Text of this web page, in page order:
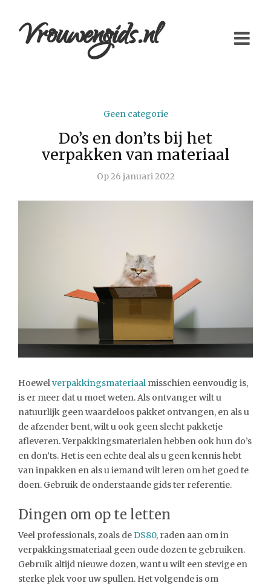
Vrouwengids.nl
Geen categorie
Do’s en don’ts bij het
verpakken van materiaal
Op26 januari 2022
Hoewelverpakkingsmateriaal misschien eenvoudig is,
is er meer dat u moet weten. Als ontvanger wilt u
natuurlijk geen waardeloos pakket ontvangen, en als u
de afzender bent, wilt u ook geen slecht pakketje
afleveren. Verpakkingsmaterialen hebben ook hun do’s
en don’ts. Het is een echte deal als u geen kennis hebt
van inpakken en als u iemand wilt leren om het goed te
doen. Gebruik de onderstaande gids ter referentie.
Dingen om op te letten
Veel professionals, zoals deDS80, raden aan om in
verpakkingsmateriaal geen oude dozen te gebruiken.
Gebruik altijd nieuwe dozen, want u wilt een stevige en
sterke plek voor uw spullen. Het volgende is om